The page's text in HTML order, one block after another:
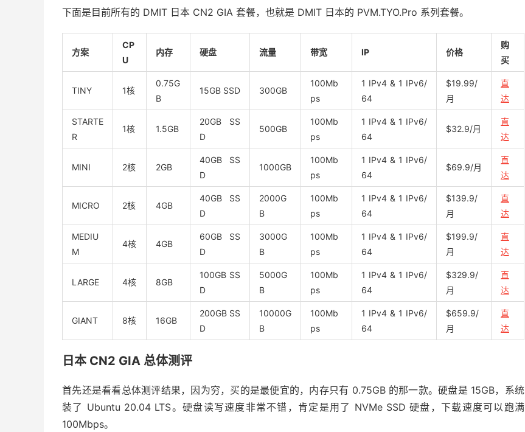
下面是目前所有的 DMIT 日本 CN2 GIA 套餐，也就是 DMIT 日本的 PVM.TYO.Pro 系列套餐。
方案
CP
U
内存 硬盘 流量 带宽 IP 价格
购
买
TINY 1核
0.75G
B
15GB SSD 300GB
100Mb
ps
1 IPv4 & 1 IPv6/
64
$19.99/
月
直
达
STARTE
R
1核 1.5GB
20GB SS
D
500GB
100Mb
ps
1 IPv4 & 1 IPv6/
64
$32.9/月
直
达
MINI 2核 2GB
40GB SS
D
1000GB
100Mb
ps
1 IPv4 & 1 IPv6/
64
$69.9/月
直
达
MICRO 2核 4GB
40GB SS
D
2000G
B
100Mb
ps
1 IPv4 & 1 IPv6/
64
$139.9/
月
直
达
MEDIU
M
4核 4GB
60GB SS
D
3000G
B
100Mb
ps
1 IPv4 & 1 IPv6/
64
$199.9/
月
直
达
LARGE 4核 8GB
100GB SS
D
5000G
B
100Mb
ps
1 IPv4 & 1 IPv6/
64
$329.9/
月
直
达
GIANT 8核 16GB
200GB SS
D
10000G
B
100Mb
ps
1 IPv4 & 1 IPv6/
64
$659.9/
月
直
达
日本 CN2 GIA 总体测评
首先还是看看总体测评结果，因为穷，买的是最便宜的，内存只有 0.75GB 的那一款。硬盘是 15GB，系统
装了 Ubuntu 20.04 LTS。硬盘读写速度非常不错，肯定是用了 NVMe SSD 硬盘，下载速度可以跑满
100Mbps。